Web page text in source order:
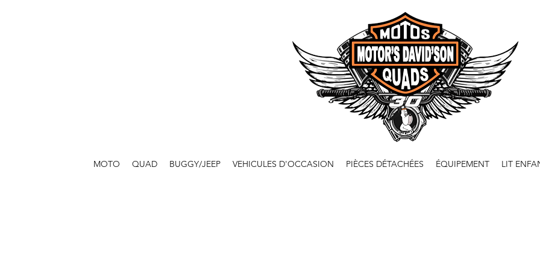
MOTO QUAD BUGGY/JEEP VEHICULES D'OCCASION PIÈCES DÉTACHÉES ÉQUIPEMENT LIT